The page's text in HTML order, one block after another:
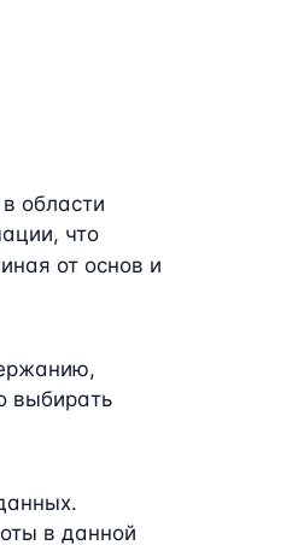
области
что
от основ и
выбирать
в данной